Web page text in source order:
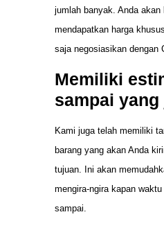
jumlah banyak. Anda akan
mendapatkan harga
saja negosiasikan dengan
Memiliki
sampai yang
Kami juga telah memiliki
barang yang akan Anda
tujuan. Ini akan
mengira-ngira kapan
sampai.